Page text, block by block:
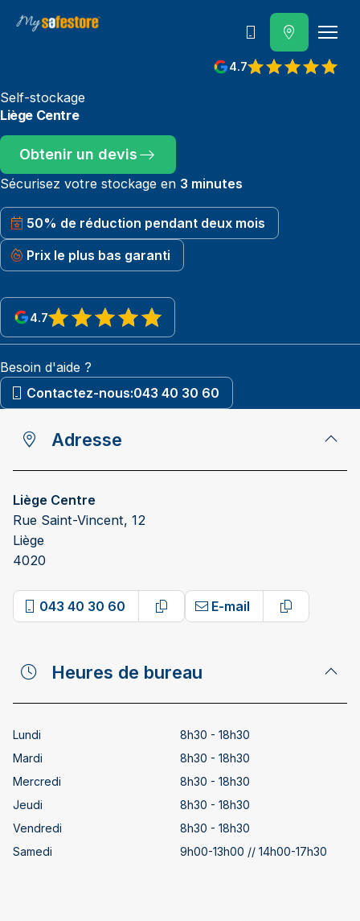
4.7
Contactez-nous
Self-stockage
Liège Centre
Obtenir un devis
Sécurisez votre stockage en 3 minutes
50% de réduction pendant deux mois
Prix le plus bas garanti
4.7
View reviews on Google
Besoin d'aide ?
Contactez-nous:043 40 30 60
Adresse
Liège Centre
Rue Saint-Vincent, 12
Liège
4020
043 40 30 60
Copy phone number
E-mail
Copy email
Heures de bureau
Lundi
8h30 - 18h30
Mardi
8h30 - 18h30
Mercredi
8h30 - 18h30
Jeudi
8h30 - 18h30
Vendredi
8h30 - 18h30
Samedi
9h00-13h00 // 14h00-17h30